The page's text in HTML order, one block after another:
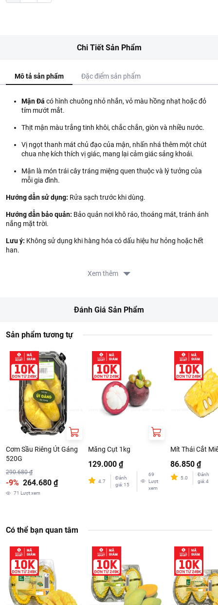
Chi Tiết Sản Phẩm
Mô tả sản phẩm Đặc điểm sản phẩm
Mận Đá có hình chuông nhỏ nhắn, vỏ màu hồng nhạt hoặc đỏ
tím mướt mắt.
Thịt mận màu trắng tinh khôi, chắc chắn, giòn và nhiều nước.
Vị ngọt thanh mát chủ đạo của mận, nhấn nhá thêm một chút
chua nhẹ kích thích vị giác, mang lại cảm giác sảng khoái.
Mận là món trái cây tráng miệng quen thuộc và lý tưởng của
mỗi gia đình.
Hướng dẫn sử dụng: Rửa sạch trước khi dùng.
Hướng dẫn bảo quản: Bảo quản nơi khô ráo, thoáng mát, tránh ánh
nắng mặt trời.
Lưu ý: Không sử dụng khi hàng hóa có dấu hiệu hư hỏng hoặc hết
hạn.
Địa chỉ: 18 Trương Minh Giảng, Phường 1, Gò Vấp, Thành phố
Hồ Chí Minh
Xem thêm
Đánh Giá Sản Phẩm
Sản phẩm tương tự
Cơm Sầu Riêng Út Gáng
520G
290.680 ₫
-9% 264.680 ₫
71 Lượt xem
Măng Cụt 1kg
129.000 ₫
4.7
Đánh
giá: 15
69
Lượt
xem
Mít Thái Cắt
86.850 ₫
5.0
Đánh
giá:4
Có thể bạn quan tâm